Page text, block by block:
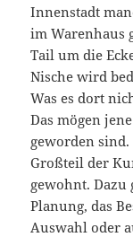
Innenstadt
im Warenhaus
Tail um die
Nische wird
Was es dort
Das mögen
geworden sind.
Großteil der
gewohnt. Dazu
Planung, das
Auswahl oder